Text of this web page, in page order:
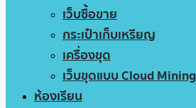
เว็บซื้อขาย
กระเป๋าเก็บเหรียญ
เครื่องขุด
เว็บขุดแบบ Cloud Mining
ห้องเรียน